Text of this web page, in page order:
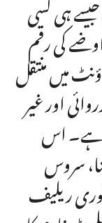
ہی کسی
کی رقم
میں منتقل
اور غیر
ہے۔ اس
سروس
فوری ریلیف